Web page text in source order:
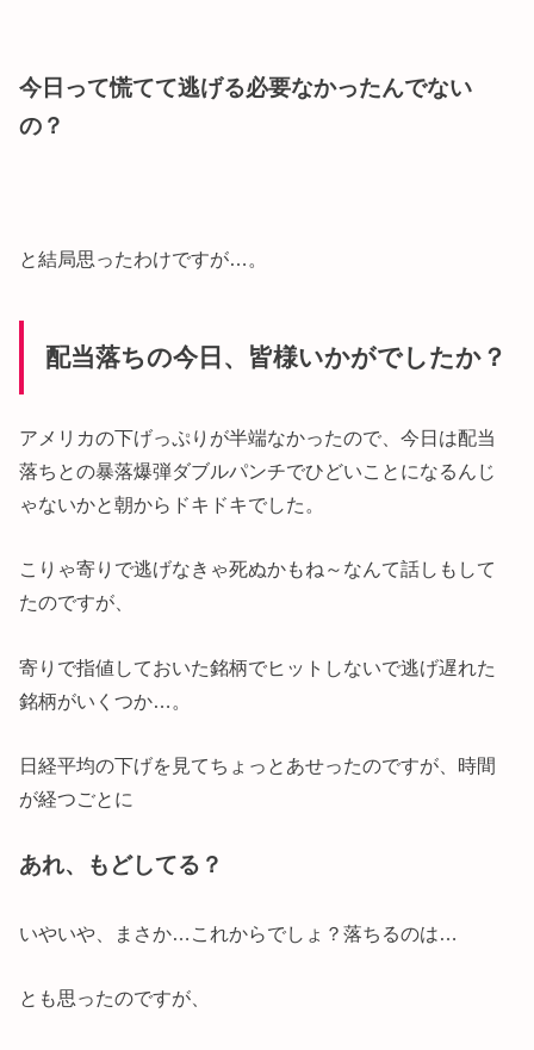
今 日って慌てて逃げる必要なかったんでない
の？
と結局思ったわけですが…。
配当落ちの今日、皆様いかがでしたか？
アメリカの下げっぷりが半端なかったので、今日は配当
落ちとの暴落爆弾ダブルパンチでひどいことになるんじ
ゃないかと朝からドキドキでした。
こりゃ寄りで逃げなきゃ死ぬかもね～なんて話しもして
たのですが、
寄りで指値しておいた銘柄でヒットしないで逃げ遅れた
銘柄がいくつか…。
日経平均の下げを見てちょっとあせったのですが、時間
が経つごとに
あれ、もどしてる？
いやいや、まさか…これからでしょ？落ちるのは…
とも思ったのですが、